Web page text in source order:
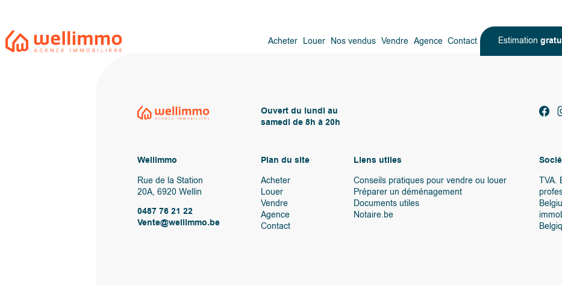
Acheter Louer Nos vendus Vendre Agence Contact Estimation
Ouvert du lundi au
samedi de 8h à 20h
Wellimmo
Rue de la Station
20A, 6920 Wellin
0487 76 21 22
Vente@wellimmo.be
Plan du site
Acheter
Louer
Vendre
Agence
Contact
Liens utiles
Conseils pratiques pour vendre ou louer
Préparer un déménagement
Documents utiles
Notaire.be
TVA.